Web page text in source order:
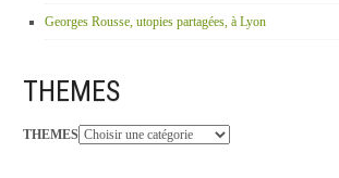
Georges Rousse, utopies partagées, à Lyon
THEMES
THEMES